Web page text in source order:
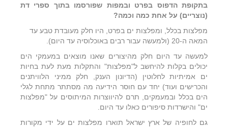
בתקופת הדפוס בפרט ובמפות שפורסמו בתוך ספרי דת
(נוצריים) על אחת כמה וכמה?
מפלצות בכלל, ומפלצות ים בפרט, היו חלק מעובדת טבע עד
המאה ה-20 (ולמעשה עבור רבים באוכלוסיה עד היום).
למעשה עד היום חלק מהיצורים שאנו מוצאים במעמקי הים
יכולים בקלות להיחשב ל"מפלצות" והתקלות מעת לעת בחיות
ים אמיתיות לחלוטין (הדיונון הענק, חלק ממיני הלוויתנים
והכרישים ועוד) יחד עם חוסר הידיעה מה מסתתר מתחת לגלי
הים בכלל ובמעמקים, תרם להיווצרות המיתוסים על "מפלצות
ים" והישרדות סיפורים כאלו עד היום.
גם לחופיה של ארץ ישראל תוארו מפלצות ים על ידי מקורות